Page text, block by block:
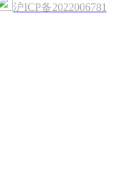
沪ICP备2022006781